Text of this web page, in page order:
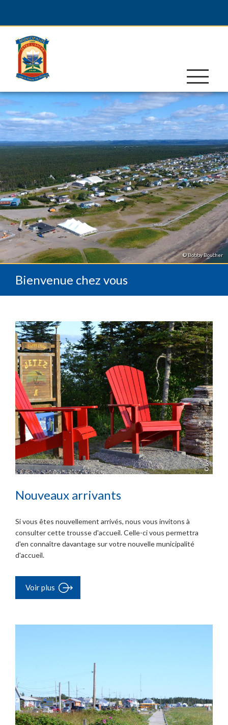
Bienvenue chez vous
© Bobby Boucher
© Sonia Burgess
Nouveaux arrivants
Si vous êtes nouvellement arrivés, nous vous invitons à
consulter cette trousse d'accueil. Celle-ci vous permettra
d'en connaître davantage sur votre nouvelle municipalité
d'accueil.
Voir plus